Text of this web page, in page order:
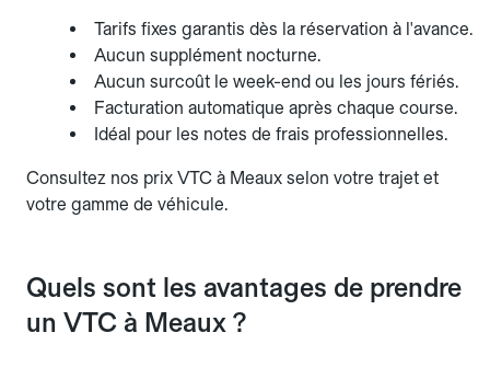
Tarifs fixes garantis dès la réservation à l'avance.
Aucun supplément nocturne.
Aucun surcoût le week-end ou les jours fériés.
Facturation automatique après chaque course.
Idéal pour les notes de frais professionnelles.
Consultez nos prix VTC à Meaux selon votre trajet et
votre gamme de véhicule.
Quels sont les avantages de prendre
un VTC à Meaux ?